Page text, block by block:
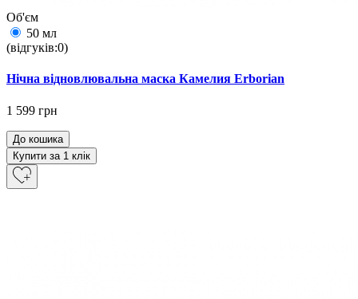
Об'єм
50 мл
(відгуків:0)
Нічна відновлювальна маска Камелия Erborian
1 599 грн
До кошика
Купити за 1 клiк